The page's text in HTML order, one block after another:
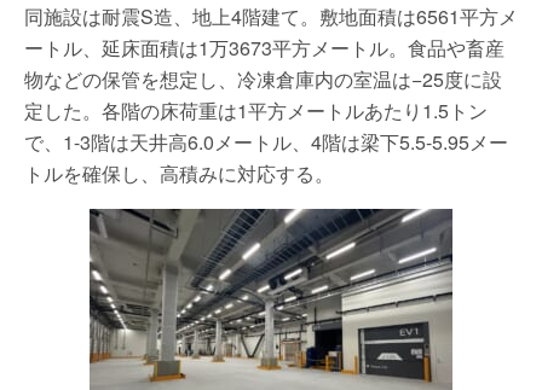
同施設は耐震S造、地上4階建て。敷地面積は6561平方メ
ートル、延床面積は1万3673平方メートル。食品や畜産
物などの保管を想定し、冷凍倉庫内の室温は−25度に設
定した。各階の床荷重は1平方メートルあたり1.5トン
で、1-3階は天井高6.0メートル、4階は梁下5.5-5.95メー
トルを確保し、高積みに対応する。